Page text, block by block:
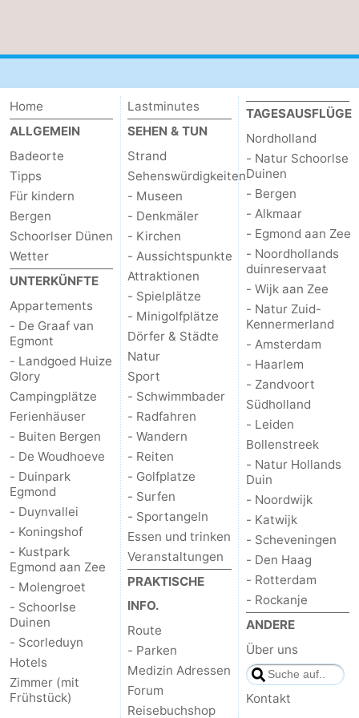
Home
ALLGEMEIN
Badeorte
Tipps
Für kindern
Bergen
Schoorlser Dünen
Wetter
UNTERKÜNFTE
Appartements
- De Graaf van
Egmont
- Landgoed Huize
Glory
Campingplätze
Ferienhäuser
- Buiten Bergen
- De Woudhoeve
- Duinpark
Egmond
- Duynvallei
- Koningshof
- Kustpark
Egmond aan Zee
- Molengroet
- Schoorlse
Duinen
- Scorleduyn
Hotels
Zimmer (mit
Frühstück)
Lastminutes
SEHEN & TUN
Strand
Sehenswürdigkeiten
- Museen
- Denkmäler
- Kirchen
- Aussichtspunkte
Attraktionen
- Spielplätze
- Minigolfplätze
Dörfer & Städte
Natur
Sport
- Schwimmbader
- Radfahren
- Wandern
- Reiten
- Golfplatze
- Surfen
- Sportangeln
Essen und trinken
Veranstaltungen
PRAKTISCHE
INFO.
Route
- Parken
Medizin Adressen
Forum
Reisebuchshop
TAGESAUSFLÜGE
Nordholland
- Natur Schoorlse
Duinen
- Bergen
- Alkmaar
- Egmond aan Zee
- Noordhollands
duinreservaat
- Wijk aan Zee
- Natur Zuid-
Kennermerland
- Amsterdam
- Haarlem
- Zandvoort
Südholland
- Leiden
Bollenstreek
- Natur Hollands
Duin
- Noordwijk
- Katwijk
- Scheveningen
- Den Haag
- Rotterdam
- Rockanje
ANDERE
Über uns
Kontakt